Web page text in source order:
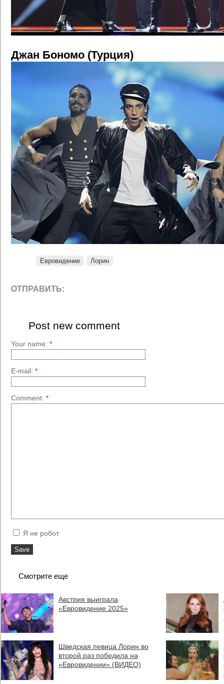
Джан Бономо (Турция)
Евровидение Лорин
ОТПРАВИТЬ:
Post new comment
Your name: *
E-mail: *
Comment: *
Я не робот
Смотрите еще
Австрия выиграла
«Евровидение 2025»
Шведская певица Лорин во
второй раз победила на
«Евровидении» (ВИДЕО)